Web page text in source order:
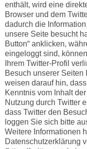
enthält, wird eine
Browser und dem
dadurch die
unsere Seite besucht
Button“ anklicken,
eingeloggt sind,
Ihrem Twitter-Profil
Besuch unserer Seiten
weisen darauf hin,
Kenntnis vom Inhalt
Nutzung durch Twitter
dass Twitter den
loggen Sie sich bitte
Weitere Informationen
Datenschutzerklärung